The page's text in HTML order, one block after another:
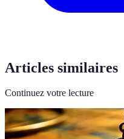
Articles similaires
Continuez votre lecture